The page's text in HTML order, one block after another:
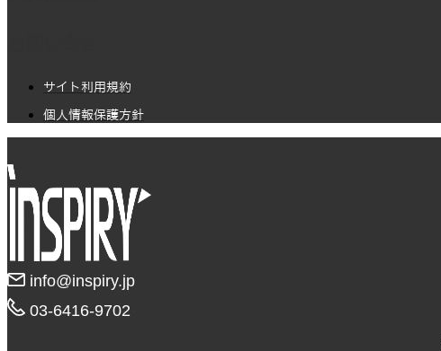
サイト利用規約
個人情報保護方針
info@inspiry.jp
03-6416-9702​